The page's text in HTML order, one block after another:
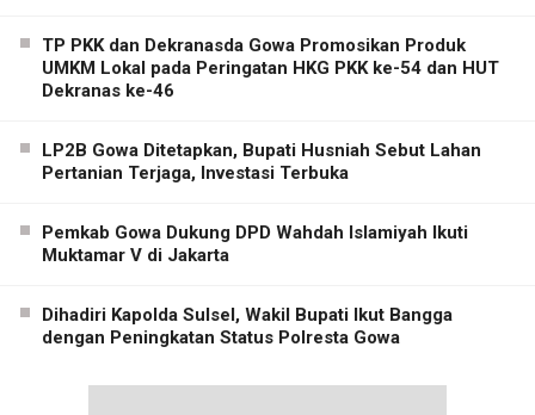
TP PKK dan Dekranasda Gowa Promosikan Produk
UMKM Lokal pada Peringatan HKG PKK ke-54 dan HUT
Dekranas ke-46
LP2B Gowa Ditetapkan, Bupati Husniah Sebut Lahan
Pertanian Terjaga, Investasi Terbuka
Pemkab Gowa Dukung DPD Wahdah Islamiyah Ikuti
Muktamar V di Jakarta
Dihadiri Kapolda Sulsel, Wakil Bupati Ikut Bangga
dengan Peningkatan Status Polresta Gowa